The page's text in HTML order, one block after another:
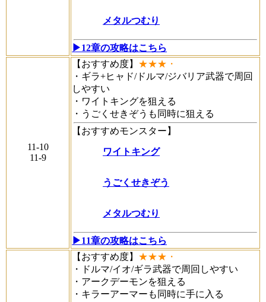
メタルつむり
▶12章の攻略はこちら
11-10
11-9
【おすすめ度】 ★★★・
・ギラ+ヒャド/ドルマ/ジバリア武器で周回
しやすい
・ワイトキングを狙える
・うごくせきぞうも同時に狙える
【おすすめモンスター】
ワイトキング
うごくせきぞう
メタルつむり
▶11章の攻略はこちら
【おすすめ度】 ★★★・
・ドルマ/イオ/ギラ武器で周回しやすい
・アークデーモンを狙える
・キラーアーマーも同時に手に入る